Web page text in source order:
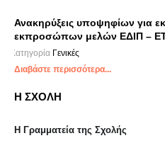
Ανακηρύξεις υποψηφίων για
εκπροσώπων μελών ΕΔΙΠ –
Κατηγορία Γενικές
Διαβάστε περισσότερα...
Η ΣΧΟΛΗ
Η Γραμματεία της Σχολής